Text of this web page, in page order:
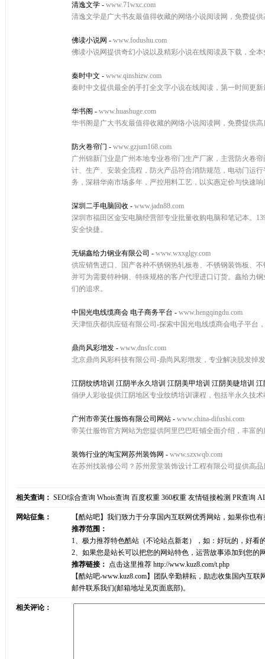
清逸文学 - www.71wxc.com
清逸文学是广大书友最值得收藏的网络小说阅读网，免费提
佛读小说网 - www.fodushu.com
佛读小说网提供奇幻小说以及精彩小说在线阅读及下载，全
秦时中文 - www.qinshizw.com
秦时中文提供最全的手打全文字小说在线阅读，第一时间更
华书阁 - www.huashuge.com
华书阁是广大书友最值得收藏的网络小说阅读网，免费提供
防火卷帘门 - www.gzjum168.com
广州锦新门业是广州本地专业卷帘门生产厂家，主营防火卷
计、生产、安装全流程，防火产品符合消防规范，电动门运
务，深耕华南市场多年，严控用料工艺，以实惠定价与快速
深圳二手电脑回收 - www.jadn88.com
深圳市福田区金安电脑经营部专业批量收购电脑和笔记本。
安全快捷。
无锡鑫给力钢业有限公司 - www.wxxglgy.com
供应销售进口、国产各种不锈钢热轧板卷、不锈钢装饰板、
并可为需要特种钢、特殊规格的客户代理进口订货。鑫给力
们的追求。
中国光电线缆商会 电子商务平台 - www.hengqingdu.com
天津恒庆都供应链有限公司-探索中国光电线缆商会电子平台
鼎尚风彩增发 - www.dnsfc.com
北京鼎尚风彩科技有限公司-鼎尚风彩增发，专业解决脱发掉
江阴纹绣培训 江阴半永久培训 江阴美甲培训 江阴美睫培训
俏伊人彩妆提供江阴地区专业纹绣培训课程，包括半永久技
广州市帝芙仕服饰有限公司网站 - www.china-difushi.com
帝芙仕服饰官方网站为您提供阿里巴巴旺铺全面介绍，丰富
装饰行业的淘宝网苏州装饰网 - www.szxwqb.com
在苏州找装修公司？苏州景堂装饰设计工程有限公司提供高
相关查询： SEO综合查询 Whois查询 百度权重 360权重 友情链接检测 PR查询
网站征集：
【酷站吧】我们致力于分享国内互联网优秀网站，如果你也
推荐范围：
1、极力推荐特色酷站（不论站点新老），如：好玩的，好
2、如果您是站长可以把您的网站特色，运营故事添加到您
推荐链接： 点击这里推荐 http://www.kuz8.com/t.php
【酷站吧-www.kuz8.com】团队辛勤耕耘，励志收集国内互
邮件联系我们(邮箱地址见页面底部)。
相关评论：